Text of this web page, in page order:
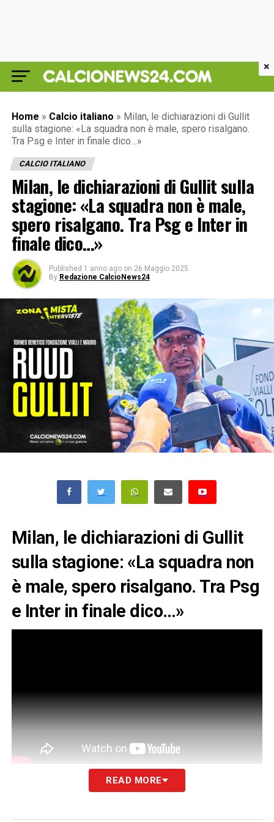
Home » Calcio italiano » Milan, le dichiarazioni di Gullit
sulla stagione: «La squadra non è male, spero risalgano.
Tra Psg e Inter in finale dico…»
CALCIO ITALIANO
Milan, le dichiarazioni di Gullit sulla
stagione: «La squadra non è male,
spero risalgano. Tra Psg e Inter in
finale dico…»
Published 1 anno ago on 26 Maggio 2025
By Redazione CalcioNews24
Milan, le dichiarazioni di Gullit
sulla stagione: «La squadra non
è male, spero risalgano. Tra Psg
e Inter in finale dico…»
Al Margine dell’evento d ibeneficenza della
sostegno della Ricerca sulla SLA e la
READ MORE
×